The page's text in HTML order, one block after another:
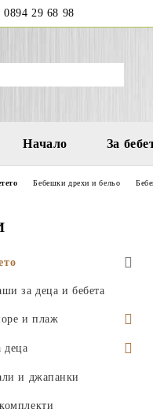
0894 29 68 98
Начало За
за деца и бебета
и плаж
игра с пясък
деца
шапки
бански
и джапанки
Бебешки дрехи и бельо